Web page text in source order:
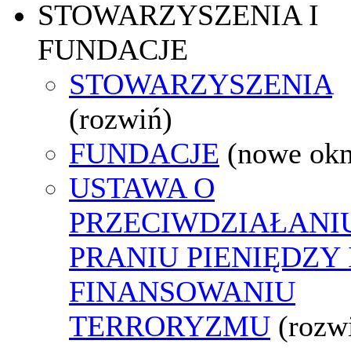
STOWARZYSZENIA I
FUNDACJE
STOWARZYSZENIA
(rozwiń)
FUNDACJE (nowe
USTAWA O
PRANIU PIENIĘDZY
FINANSOWANIU
TERRORYZMU